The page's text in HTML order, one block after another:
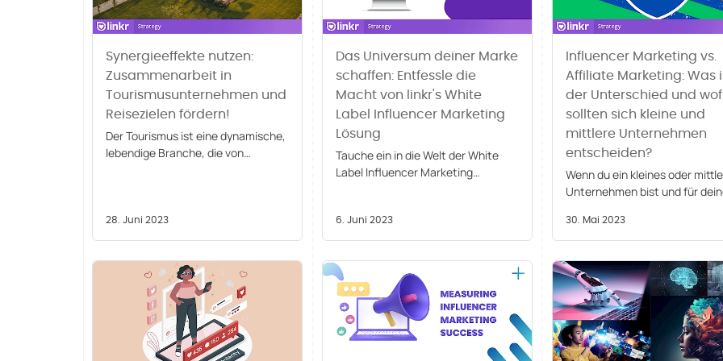
Synergieeffekte nutzen:
Zusammenarbeit in
Tourismusunternehmen und
Reisezielen fördern!
Der Tourismus ist eine dynamische,
lebendige Branche, die von
- seien es Reisebüros, Hotels,
lokale Attraktionen oder sogar
Grundstein für erfolgreiche
Tourismusunternehmen.
28. Juni 2023
Das Universum deiner Marke
schaffen: Entfessle die
Macht von linkr's White
Label Influencer Marketing
Lösung
Tauche ein in die Welt der White
Label Influencer Marketing
Wachstumschancen für dein
Unternehmen!
6. Juni 2023
Influencer Marketing vs.
Affiliate Marketing: Was
der Unterschied und
sollten sich kleine und
mittlere Unternehmen
entscheiden?
Wenn du ein kleines oder
Unternehmen bist und für
werben willst, hast du vielleicht
schon von Influencer
und Affiliate Marketing
diesem Blogbeitrag gehen wir
die Unterschiede ein.
30. Mai 2023